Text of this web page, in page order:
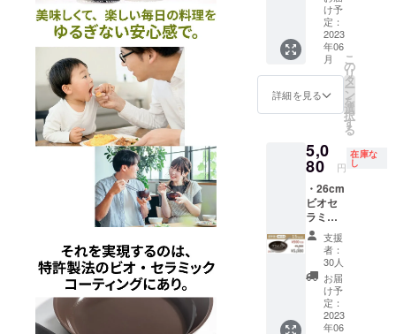
合があ
りま
す。 ※
天変地
異、生
産、配
送状況
れる可
能性も
ます。
※割引率
は販売
予定価
格と送
料を合
わせた
合計金
額に対
するも
込み）
となり
ます。
※商品の
色合い
は、PC
の画面
て見え
ること
がござ
いま
す。 ※
商品の
仕様に
若干変
更が加
わる場
合があ
りま
す。 ※
料 ※お
届けは6
月末頃
を予定
してお
りま
す。 ※
一般販
売予定
料・消
費税込
み）
6,580円
から
13％円
OFFの
5,740円
(送料・
消費税
込み）
となり
ます。
け予
定：
2023
年06
月
詳細を見る
こ
の
リ
タ
ー
ン
を
選
択
す
る
5,0
80 円
在庫な
し
・26cm
ビオセ
ラミッ
ク・フ
ライパ
ン 1個
・国内
配送料
※お届け
は6月末
頃を予
支援
者：
30人
お届
け予
定：
2023
年06